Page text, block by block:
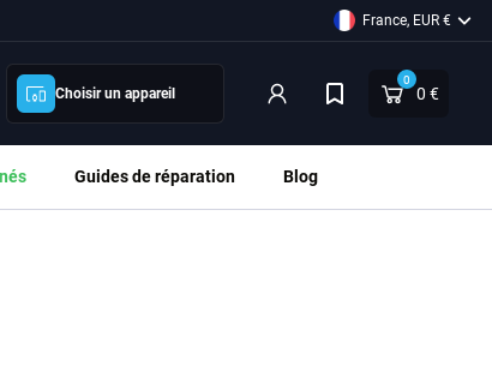
France, EUR €
Choisir un appareil
0
0 €
Guides de réparation Blog